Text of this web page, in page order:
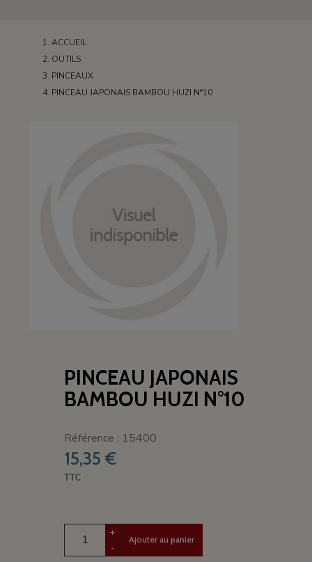
ACCUEIL
OUTILS
PINCEAUX
PINCEAU JAPONAIS BAMBOU HUZI N°10
PINCEAU JAPONAIS
BAMBOU HUZI N°10
Référence : 15400
15,35 €
TTC
+
-
Ajouter au panier